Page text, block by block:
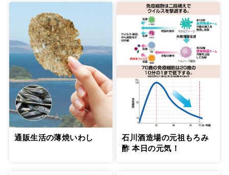
通販生活の薄焼いわし
石川酒造場の元祖もろみ
酢 本日の元気！